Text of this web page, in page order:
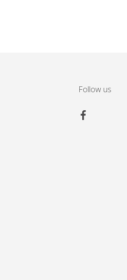
Follow us